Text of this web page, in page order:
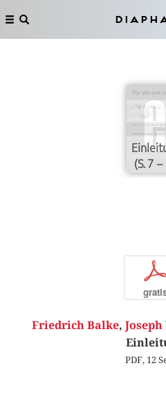
(S. 7
p
Friedrich Balke, Joseph
PDF, 12